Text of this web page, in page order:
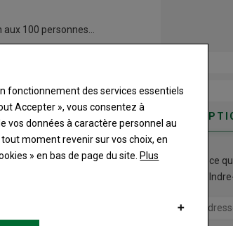
100 personnes…
Qu’est ce
fonctionnement des services essentiels
Accepter », vous consentez à
vos données à caractère personnel au
moment revenir sur vos choix, en
» en bas de page du site. Plus